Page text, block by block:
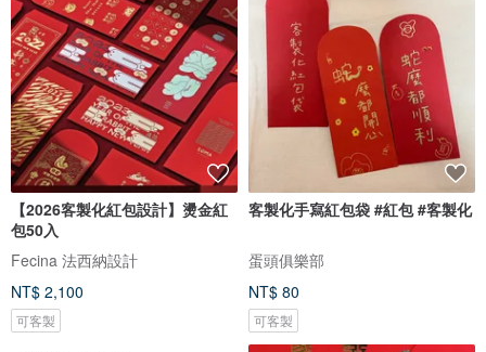
【2026客製化紅包設計】燙金紅
包50入
Fecina 法西納設計
NT$ 2,100
可客製
客製化手寫紅包袋 #紅包 #客製化
蛋頭俱樂部
NT$ 80
可客製